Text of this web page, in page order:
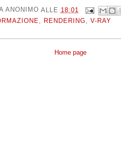
ANONIMO ALLE 18:01
, RENDERING, V-RAY
Home page